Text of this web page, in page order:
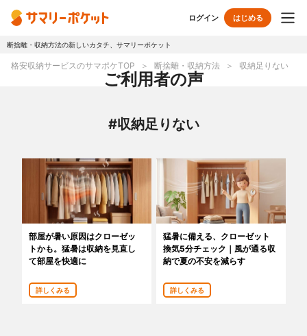
ログイン はじめる
オプションサービス
おしゃれ着保管 クリーニング
無酸素保管 布団クリーニング
ラグ・マットクリーニング シューズクリーニング
シューズリペア リユース・リサイクル
断捨離・収納方法の新しいカタチ、サマリーポケット
格安収納サービスのサマポケTOP 断捨離・収納方法 収納足りない
ご利用者の声
#収納足りない
部屋が暑い原因はクローゼッ
トかも。猛暑は収納を見直し
て部屋を快適に
詳しくみる
猛暑に備える、クローゼット
換気5分チェック｜風が通る収
納で夏の不安を減らす
詳しくみる